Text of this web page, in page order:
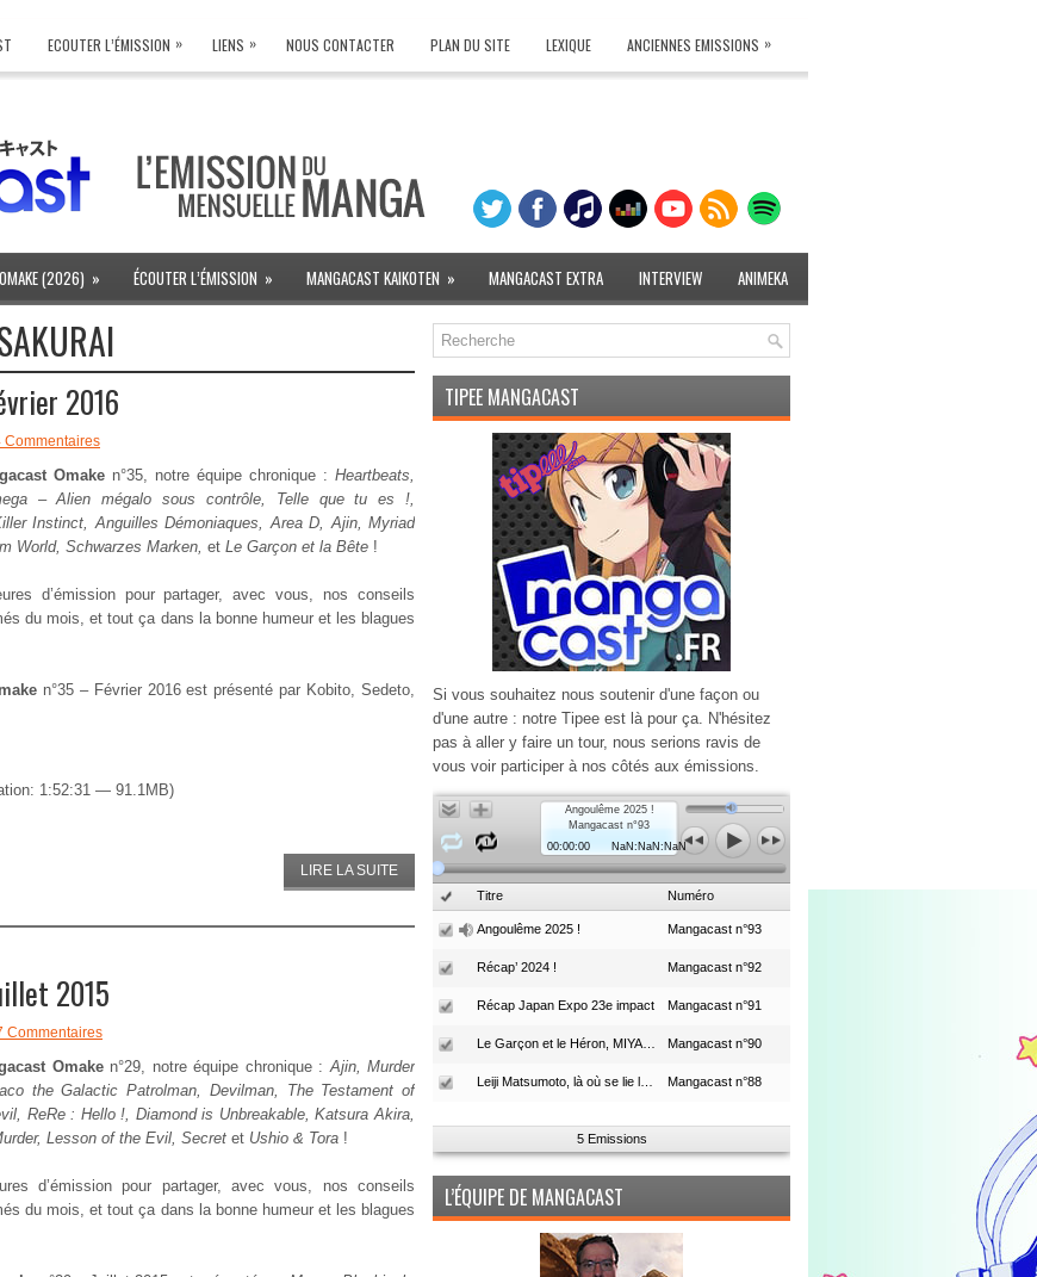
ECOUTER L’ÉMISSION » LIENS » NOUS CONTACTER PLAN DU SITE LEXIQUE ANCIENNES EMISSIONS »
(2026) » ÉCOUTER L’ÉMISSION » MANGACAST KAIKOTEN » MANGACAST EXTRA INTERVIEW ANIMEKA
2016
Commentaires
Omake n°35, notre équipe chronique : Heartbeats,
– Alien mégalo sous contrôle, Telle que tu es !,
Instinct, Anguilles Démoniaques, Area D, Ajin, Myriad
World, Schwarzes Marken, et Le Garçon et la Bête !
d’émission pour partager, avec vous, nos conseils
du mois, et tout ça dans la bonne humeur et les blagues
n°35 – Février 2016 est présenté par Kobito, Sedeto,
1:52:31 — 91.1MB)
LIRE LA SUITE
2015
Commentaires
Omake n°29, notre équipe chronique :Ajin, Murder
the Galactic Patrolman, Devilman, The Testament of
ReRe : Hello !, Diamond is Unbreakable, Katsura Akira,
Lesson of the Evil, Secret et Ushio & Tora !
d’émission pour partager, avec vous, nos conseils
du mois, et tout ça dans la bonne humeur et les blagues
TIPEE MANGACAST
Si vous souhaitez nous soutenir d'une façon ou
d'une autre : notre Tipee est là pour ça. N'hésitez
pas à aller y faire un tour, nous serions ravis de
vous voir participer à nos côtés aux émissions.
Angoulême 2025 !
Mangacast n°93
00:00:00
NaN:NaN:NaN
Titre Numéro
Angoulême 2025 ! Mangacast n°93
Récap’ 2024 ! Mangacast n°92
Récap Japan Expo 23e impact Mangacast n°91
Mangacast n°90
Mangacast n°88
5 Emissions
L’ÉQUIPE DE MANGACAST